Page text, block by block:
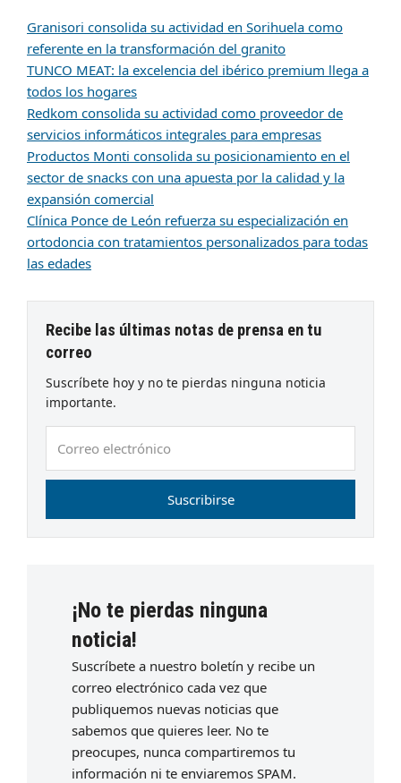
Granisori consolida su actividad en Sorihuela como
referente en la transformación del granito
TUNCO MEAT: la excelencia del ibérico premium llega a
todos los hogares
Redkom consolida su actividad como proveedor de
servicios informáticos integrales para empresas
Productos Monti consolida su posicionamiento en el
sector de snacks con una apuesta por la calidad y la
expansión comercial
Clínica Ponce de León refuerza su especialización en
ortodoncia con tratamientos personalizados para todas
las edades
Recibe las últimas notas de prensa en tu
correo
Suscríbete hoy y no te pierdas ninguna noticia
importante.
electrónico
Suscribirse
¡No te pierdas ninguna
noticia!
Suscríbete a nuestro boletín y recibe un
correo electrónico cada vez que
publiquemos nuevas noticias que
sabemos que quieres leer. No te
preocupes, nunca compartiremos tu
información ni te enviaremos SPAM.